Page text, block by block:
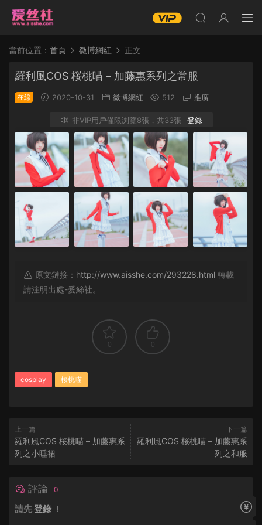
當前位置： 首頁 微博網紅 正文
羅利風COS 桜桃喵 – 加藤惠系列之常服
在線 2020-10-31 微博網紅 512 推廣
非VIP用戶僅限浏覽8張，共33張 登錄
原文鏈接： http://www.aisshe.com/293228.html 轉載
請注明出處-愛絲社。
0 0
cosplay 桜桃喵
上一篇
羅利風COS 桜桃喵 – 加藤惠系
列之小睡裙
下一篇
羅利風COS 桜桃喵 – 加藤惠系
列之和服
評論 0
請先登錄 ！